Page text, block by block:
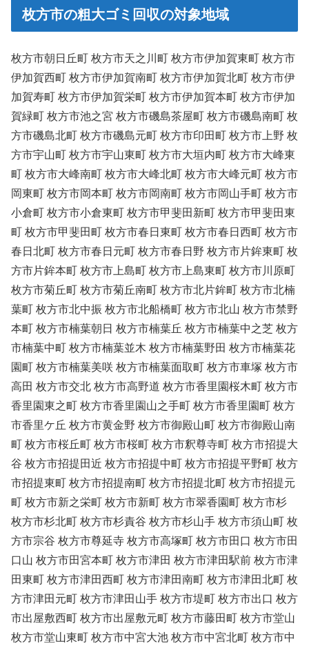
枚方市の粗大ゴミ回収の対象地域
枚方市朝日丘町 枚方市天之川町 枚方市伊加賀東町 枚方市
伊加賀西町 枚方市伊加賀南町 枚方市伊加賀北町 枚方市伊
加賀寿町 枚方市伊加賀栄町 枚方市伊加賀本町 枚方市伊加
賀緑町 枚方市池之宮 枚方市磯島茶屋町 枚方市磯島南町 枚
方市磯島北町 枚方市磯島元町 枚方市印田町 枚方市上野 枚
方市宇山町 枚方市宇山東町 枚方市大垣内町 枚方市大峰東
町 枚方市大峰南町 枚方市大峰北町 枚方市大峰元町 枚方市
岡東町 枚方市岡本町 枚方市岡南町 枚方市岡山手町 枚方市
小倉町 枚方市小倉東町 枚方市甲斐田新町 枚方市甲斐田東
町 枚方市甲斐田町 枚方市春日東町 枚方市春日西町 枚方市
春日北町 枚方市春日元町 枚方市春日野 枚方市片鉾東町 枚
方市片鉾本町 枚方市上島町 枚方市上島東町 枚方市川原町
枚方市菊丘町 枚方市菊丘南町 枚方市北片鉾町 枚方市北楠
葉町 枚方市北中振 枚方市北船橋町 枚方市北山 枚方市禁野
本町 枚方市楠葉朝日 枚方市楠葉丘 枚方市楠葉中之芝 枚方
市楠葉中町 枚方市楠葉並木 枚方市楠葉野田 枚方市楠葉花
園町 枚方市楠葉美咲 枚方市楠葉面取町 枚方市車塚 枚方市
高田 枚方市交北 枚方市高野道 枚方市香里園桜木町 枚方市
香里園東之町 枚方市香里園山之手町 枚方市香里園町 枚方
市香里ケ丘 枚方市黄金野 枚方市御殿山町 枚方市御殿山南
町 枚方市桜丘町 枚方市桜町 枚方市釈尊寺町 枚方市招提大
谷 枚方市招提田近 枚方市招提中町 枚方市招提平野町 枚方
市招提東町 枚方市招提南町 枚方市招提北町 枚方市招提元
町 枚方市新之栄町 枚方市新町 枚方市翠香園町 枚方市杉
枚方市杉北町 枚方市杉責谷 枚方市杉山手 枚方市須山町 枚
方市宗谷 枚方市尊延寺 枚方市高塚町 枚方市田口 枚方市田
口山 枚方市田宮本町 枚方市津田 枚方市津田駅前 枚方市津
田東町 枚方市津田西町 枚方市津田南町 枚方市津田北町 枚
方市津田元町 枚方市津田山手 枚方市堤町 枚方市出口 枚方
市出屋敷西町 枚方市出屋敷元町 枚方市藤田町 枚方市堂山
枚方市堂山東町 枚方市中宮大池 枚方市中宮北町 枚方市中